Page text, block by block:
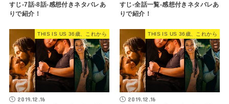
すじ-7話-8話-感想付きネタバレあ
りで紹介！
すじ-全話一覧-感想付きネタバレあ
りで紹介！
THIS IS US 36歳、これから
2019.12.16
THIS IS US 36歳、これから
2019.12.16